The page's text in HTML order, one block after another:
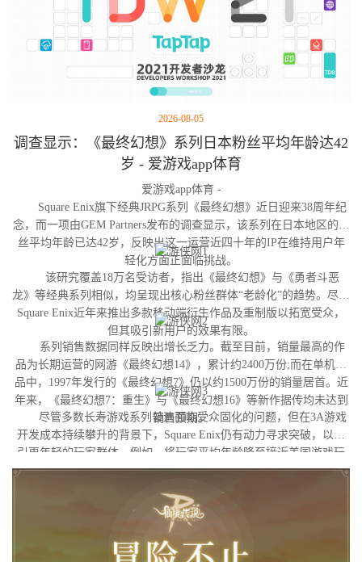
2026-08-05
调查显示：《最终幻想》系列日本粉丝平均年龄达42
岁 - 爱游戏app体育
爱游戏app体育 -
Square Enix旗下经典JRPG系列《最终幻想》近日迎来38周年纪
念，而一项由GEM Partners发布的调查显示，该系列在日本地区的粉
丝平均年龄已达42岁，反映出这一运营近四十年的IP在维持用户年
轻化方面正面临挑战。
该研究覆盖18万名受访者，指出《最终幻想》与《勇者斗恶
龙》等经典系列相似，均呈现出核心粉丝群体“老龄化”的趋势。尽管
Square Enix近年来推出多款移动端衍生作品及重制版以拓宽受众，
但其吸引新用户的效果有限。
系列销售数据同样反映出增长乏力。截至目前，销量最高的作
品为长期运营的网游《最终幻想14》，累计约2400万份;而在单机作
品中，1997年发行的《最终幻想7》仍以约1500万份的销量居首。近
年来，《最终幻想7：重生》与《最终幻想16》等新作据传均未达到
销售预期。
尽管多数长寿游戏系列普遍面临受众固化的问题，但在3A游戏
开发成本持续攀升的背景下，Square Enix仍有动力寻求突破，以吸
引更年轻的玩家群体。例如，将玩家平均年龄降至接近美国游戏玩
家的平均水平（约35岁），可能是其未来的目标之一。